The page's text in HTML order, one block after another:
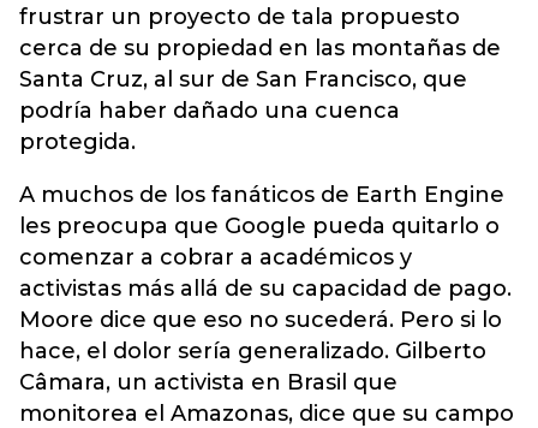
frustrar un proyecto de tala propuesto
cerca de su propiedad en las montañas de
Santa Cruz, al sur de San Francisco, que
podría haber dañado una cuenca
protegida.
A muchos de los fanáticos de Earth Engine
les preocupa que Google pueda quitarlo o
comenzar a cobrar a académicos y
activistas más allá de su capacidad de pago.
Moore dice que eso no sucederá. Pero si lo
hace, el dolor sería generalizado. Gilberto
Câmara, un activista en Brasil que
monitorea el Amazonas, dice que su campo